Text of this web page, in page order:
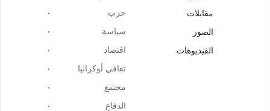
حرب
سياسة
اقتصاد
تعافي أوكرانيا
مجتمع
الدفاع
مقابلات
الصور
الفيديوهات